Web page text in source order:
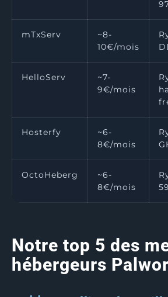
mTxServ
~8-
10€/mois
HelloServ
~7-
9€/mois
Hosterfy
~6-
8€/mois
OctoHeberg
~6-
8€/mois
Notre top 5 des
hébergeurs